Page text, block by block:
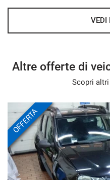
i nostri tecnici verificano
ogni vettura, incluso i segni
all eta' .
imperfezioni che il veicolo
VETTURA FINANZIABILE
VEDI
Altre offerte di
Scopri
OFFERTA